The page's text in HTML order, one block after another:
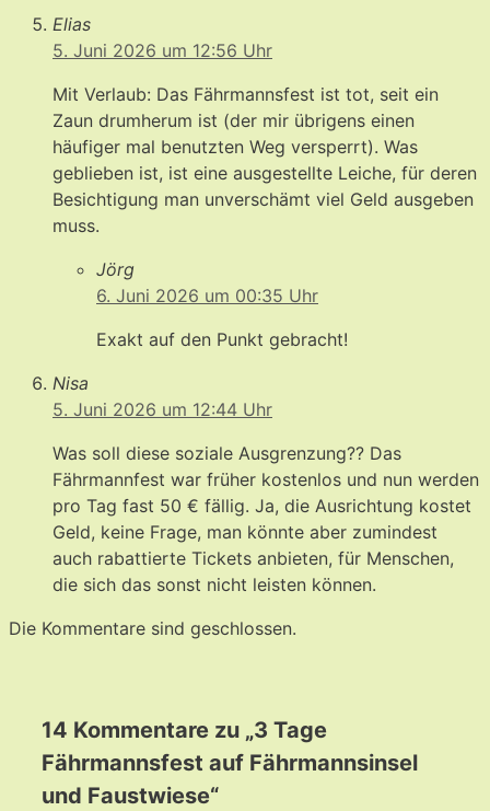
Elias
5. Juni 2026 um 12:56 Uhr
Mit Verlaub: Das Fährmannsfest ist tot, seit ein
Zaun drumherum ist (der mir übrigens einen
häufiger mal benutzten Weg versperrt). Was
geblieben ist, ist eine ausgestellte Leiche, für deren
Besichtigung man unverschämt viel Geld ausgeben
muss.
Jörg
6. Juni 2026 um 00:35 Uhr
Exakt auf den Punkt gebracht!
Nisa
5. Juni 2026 um 12:44 Uhr
Was soll diese soziale Ausgrenzung?? Das
Fährmannfest war früher kostenlos und nun werden
pro Tag fast 50 € fällig. Ja, die Ausrichtung kostet
Geld, keine Frage, man könnte aber zumindest
auch rabattierte Tickets anbieten, für Menschen,
die sich das sonst nicht leisten können.
Die Kommentare sind geschlossen.
14 Kommentare zu „3 Tage
Fährmannsfest auf Fährmannsinsel
und Faustwiese“